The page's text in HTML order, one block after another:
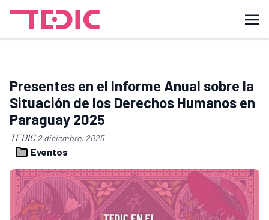
Presentes en el Informe Anual sobre la
Situación de los Derechos Humanos en
Paraguay 2025
TEDIC2 diciembre, 2025
Eventos